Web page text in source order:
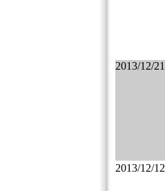
2013/12/21
2013/12/12